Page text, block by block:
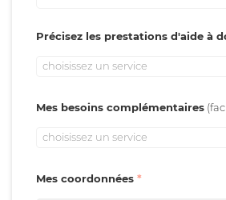
Précisez les prestations d'aide à
choisissez un service
Mes besoins complémentaires
choisissez un service
Mes coordonnées